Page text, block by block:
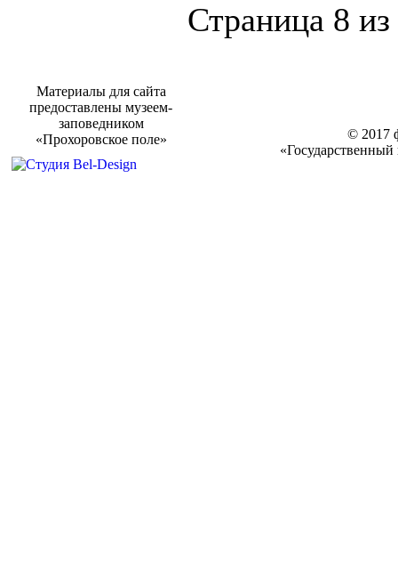
Страница 8
Материалы для сайта
предоставлены музеем-
заповедником
«Прохоровское поле»
© 2017